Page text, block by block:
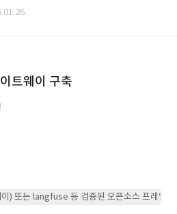
트웨이 구축
) 또는 langfuse 등 검증된 오픈소스 프레임워